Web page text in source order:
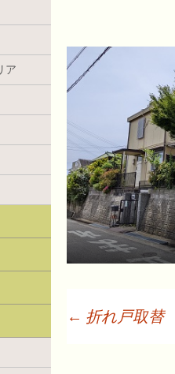
← 折れ戸取替
ア